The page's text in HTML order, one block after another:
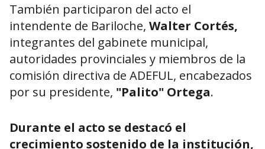
También participaron del acto el
intendente de Bariloche, Walter Cortés,
integrantes del gabinete municipal,
autoridades provinciales y miembros de la
comisión directiva de ADEFUL, encabezados
por su presidente, "Palito" Ortega.
Durante el acto se destacó el
crecimiento sostenido de la institución,